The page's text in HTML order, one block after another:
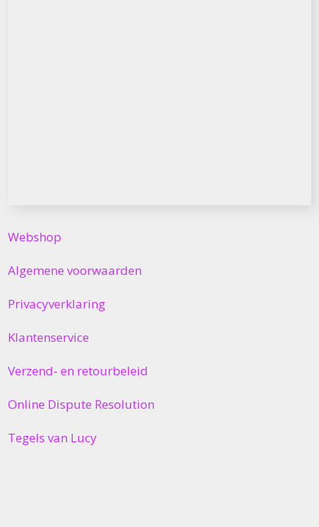
Webshop
Algemene voorwaarden
Privacyverklaring
Klantenservice
Verzend- en retourbeleid
Online Dispute Resolution
Tegels van Lucy